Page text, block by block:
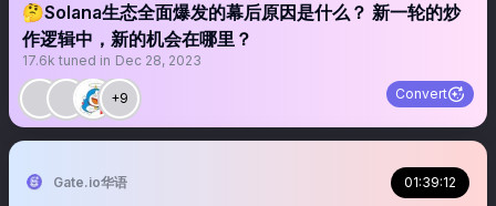
🤔Solana生态全面爆发的幕后原因是什么？ 新一轮的炒
作逻辑中，新的机会在哪里？
17.6k tuned in Dec 28, 2023
+9 Convert
Gate.io华语 01:39:12